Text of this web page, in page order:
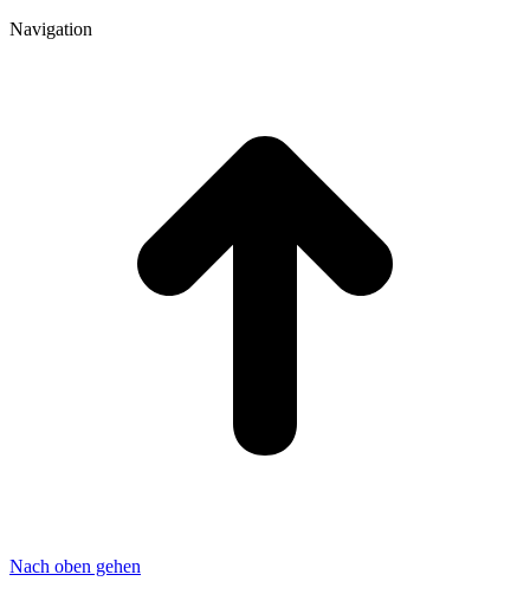
Navigation
Nach oben gehen